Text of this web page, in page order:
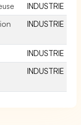
INDUSTRIE
INDUSTRIE
INDUSTRIE
INDUSTRIE